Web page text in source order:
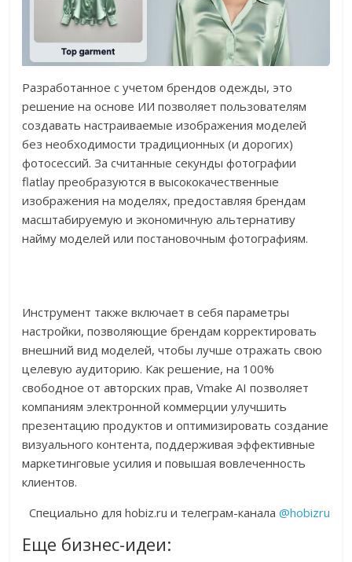
Разработанное с учетом брендов одежды, это
решение на основе ИИ позволяет пользователям
создавать настраиваемые изображения моделей
без необходимости традиционных (и дорогих)
фотосессий. За считанные секунды фотографии
flatlay преобразуются в высококачественные
изображения на моделях, предоставляя брендам
масштабируемую и экономичную альтернативу
найму моделей или постановочным фотографиям.
Инструмент также включает в себя параметры
настройки, позволяющие брендам корректировать
внешний вид моделей, чтобы лучше отражать свою
целевую аудиторию. Как решение, на 100%
свободное от авторских прав, Vmake AI позволяет
компаниям электронной коммерции улучшить
презентацию продуктов и оптимизировать создание
визуального контента, поддерживая эффективные
маркетинговые усилия и повышая вовлеченность
клиентов.
Специально для hobiz.ru и телеграм-канала @hobizru
Еще бизнес-идеи: